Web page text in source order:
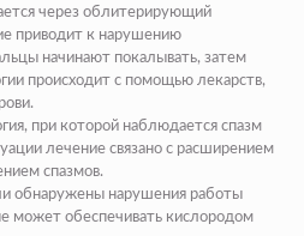
через облитерирующий
приводит к нарушению
начинают покалывать, затем
происходит с помощью лекарств,
при которой наблюдается спазм
лечение связано с расширением
спазмов.
обнаружены нарушения работы
может обеспечивать кислородом